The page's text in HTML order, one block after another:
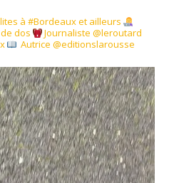
à #Bordeaux et ailleurs
dos
Journaliste @leroutard
Autrice @editionslarousse